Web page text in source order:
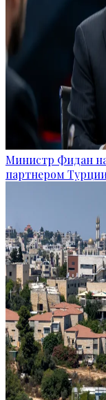
Министр Фидан
партнером